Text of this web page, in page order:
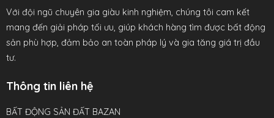
Với đội ngũ chuyên gia giàu kinh nghiệm, chúng tôi cam kết
mang đến giải pháp tối ưu, giúp khách hàng tìm được bất động
sản phù hợp, đảm bảo an toàn pháp lý và gia tăng giá trị đầu
tư.
Thông tin liên hệ
BẤT ĐỘNG SẢN ĐẤT BAZAN